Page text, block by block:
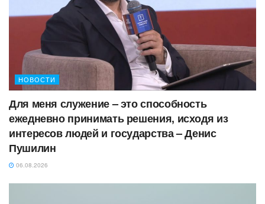
НОВОСТИ
Для меня служение – это способность
ежедневно принимать решения, исходя из
интересов людей и государства – Денис
Пушилин
06.08.2026